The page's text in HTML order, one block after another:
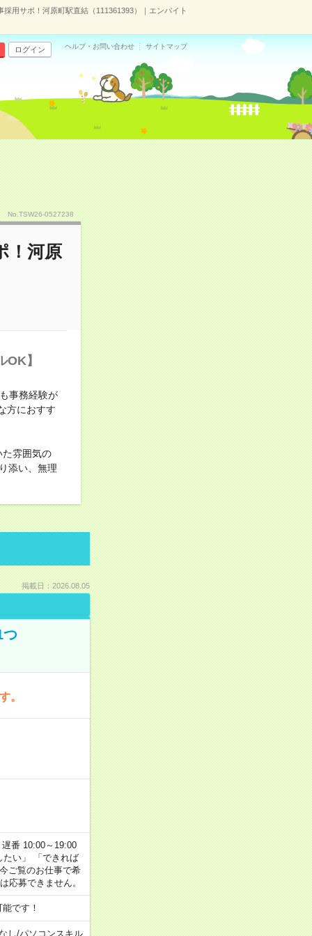
用サポ！河原町駅直結（111361393）｜エンバイト
ログイン ヘルプ・お問い合わせ サイトマップ
No.TSW26-0527238
！河原
】
事務経験が
方におすす
た雰囲気の
添い、無理
掲載日：2026.08.05
つ
。
番 10:00～19:00
たい」 「できれば
ご覧のお仕事で希
応募できません。
です！
し/パソコンスキル